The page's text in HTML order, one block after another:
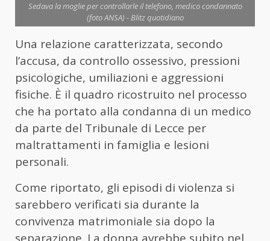
Sedava la moglie per controllarle il telefono, medico condannato
(foto ANSA) - Blitz quotidiano
Una relazione caratterizzata, secondo
l’accusa, da controllo ossessivo, pressioni
psicologiche, umiliazioni e aggressioni
fisiche. È il quadro ricostruito nel processo
che ha portato alla condanna di un medico
da parte del Tribunale di Lecce per
maltrattamenti in famiglia e lesioni
personali.
Come riportato, gli episodi di violenza si
sarebbero verificati sia durante la
convivenza matrimoniale sia dopo la